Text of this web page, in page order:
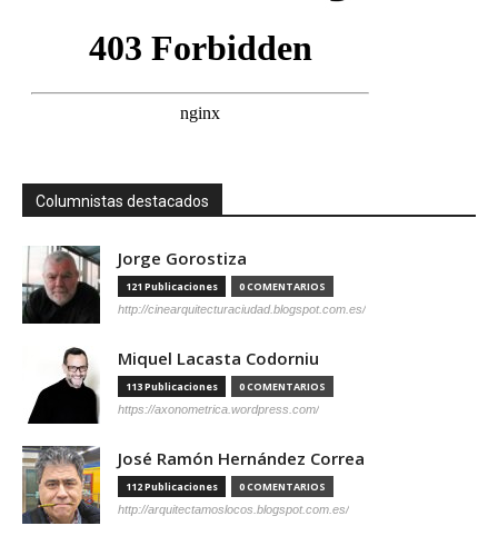
Columnistas destacados
Jorge Gorostiza
121 Publicaciones 0 COMENTARIOS
http://cinearquitecturaciudad.blogspot.com.es/
Miquel Lacasta Codorniu
113 Publicaciones 0 COMENTARIOS
https://axonometrica.wordpress.com/
José Ramón Hernández Correa
112 Publicaciones 0 COMENTARIOS
http://arquitectamoslocos.blogspot.com.es/